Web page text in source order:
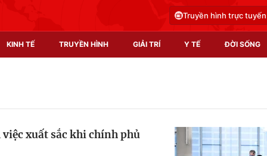
Truyền hình trực tuyến
KINH TẾ TRUYỀN HÌNH GIẢI TRÍ Y TẾ ĐỜI SỐNG
Video
xuất sắc khi chính phủ